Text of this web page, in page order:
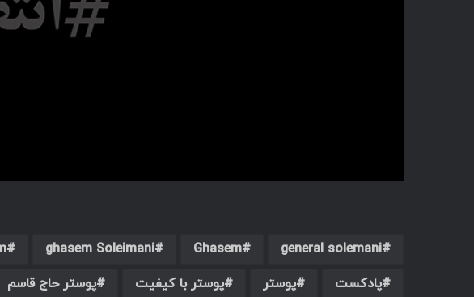
general solemani
Ghasem
ghasem Soleimani
پادکست
پوستر پوستر با کیفیت پوستر حاج قاسم